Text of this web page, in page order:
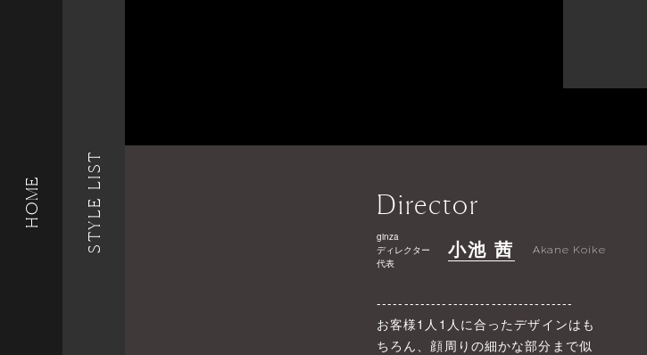
HOME STYLE LIST Director
ginza
ディレクター
代表
小池 茜 Akane Koike
------------------------------------
お客様1人1人に合ったデザインはも
ちろん、顔周りの細かな部分まで似